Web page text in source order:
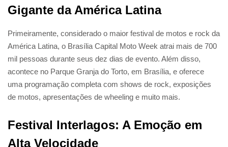
Gigante da América Latina
Primeiramente, considerado o maior festival de motos e rock da
América Latina, o Brasília Capital Moto Week atrai mais de 700
mil pessoas durante seus dez dias de evento. Além disso,
acontece no Parque Granja do Torto, em Brasília, e oferece
uma programação completa com shows de rock, exposições
de motos, apresentações de wheeling e muito mais.
Festival Interlagos: A Emoção em
Alta Velocidade